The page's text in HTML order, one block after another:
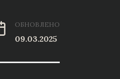
ОБНОВЛЕНО
09.03.2025